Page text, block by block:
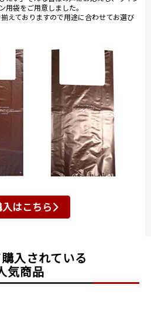
用袋をご用意しました。
えておりますので用途に合わせてお選び
入はこちら
入されている
気商品